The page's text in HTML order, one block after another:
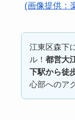
(画像提供：
江東区森下
ル！都営大
下駅から徒
心部へのア